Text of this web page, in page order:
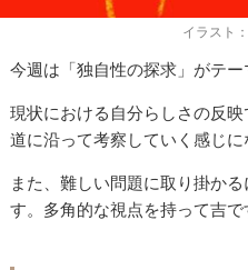
イラスト
今週は「独自性の探求」がテー
現状における自分らしさの反
道に沿って考察していく感じに
また、難しい問題に取り掛か
す。多角的な視点を持って吉で